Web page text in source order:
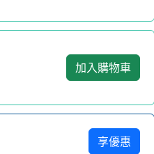
加入購物車
享優惠